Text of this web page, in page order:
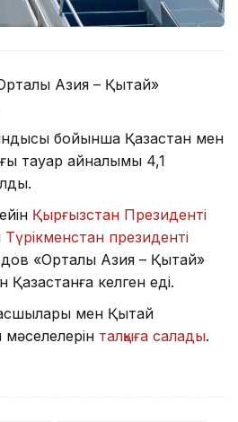
Азия – Қытай»
бойынша Қазақстан мен
тауар айналымы 4,1
Қырғызстан Президенті
Түрікменстан президенті
«Орталық Азия – Қытай»
Қазақстанға келген еді.
мен Қытай
мәселелерін талқыға салады.